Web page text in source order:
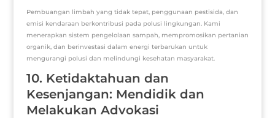
Pembuangan limbah yang tidak tepat, penggunaan pestisida, dan
emisi kendaraan berkontribusi pada polusi lingkungan. Kami
menerapkan sistem pengelolaan sampah, mempromosikan pertanian
organik, dan berinvestasi dalam energi terbarukan untuk
mengurangi polusi dan melindungi kesehatan masyarakat.
10. Ketidaktahuan dan
Kesenjangan: Mendidik dan
Melakukan Advokasi